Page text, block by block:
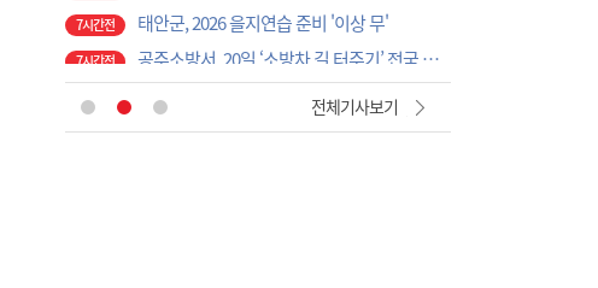
7시간전
7시간전
2시간전 [현장에서 만난 사람]세계 최대 반도체 공정 장비 제조 기업 ASML 한종호 매니저
3시간전 대전교육청 교육국장에 명달호… 9월 1일자 181명 인사
전체기사보기